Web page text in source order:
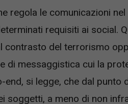
regola le comunicazioni
requisiti ai social.
contrasto del terrorismo
di messaggistica cui la
si legge, che dal punto
soggetti, a meno di non